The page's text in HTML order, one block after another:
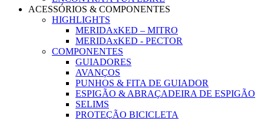
ACESSÓRIOS & COMPONENTES
HIGHLIGHTS
MERIDAxKED – MITRO
MERIDAxKED - PECTOR
COMPONENTES
GUIADORES
AVANÇOS
PUNHOS & FITA DE GUIADOR
ESPIGÃO & ABRAÇADEIRA DE ESPIGÃO
SELIMS
PROTEÇÃO BICICLETA